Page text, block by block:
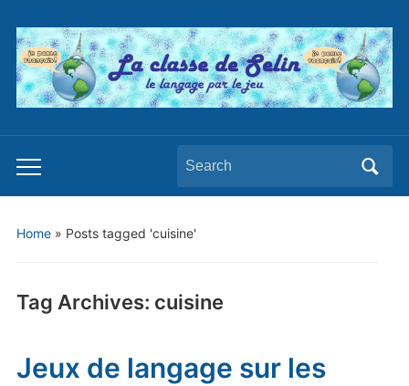
Toggle
mobile
Search
for:
Home» Posts tagged 'cuisine'
Tag Archives: cuisine
Jeux de langage sur les